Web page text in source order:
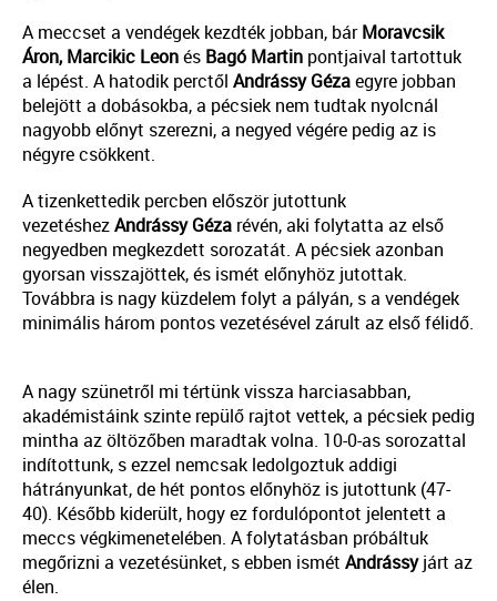
A meccset a vendégek kezdték jobban, bárMoravcsik
Áron, Marcikic Leonés Bagó Martin pontjaival tartottuk
a lépést. A hatodik perctől Andrássy Gézaegyre jobban
belejött a dobásokba, a pécsiek nem tudtak nyolcnál
nagyobb előnyt szerezni, a negyed végére pedig az is
négyre csökkent.
A tizenkettedik percben először jutottunk
vezetéshezAndrássy Géza révén, aki folytatta az első
negyedben megkezdett sorozatát. A pécsiek azonban
gyorsan visszajöttek, és ismét előnyhöz jutottak.
Továbbra is nagy küzdelem folyt a pályán, s a vendégek
minimális három pontos vezetésével zárult az első félidő.
A nagy szünetről mi tértünk vissza harciasabban,
akadémistáink szinte repülő rajtot vettek, a pécsiek pedig
mintha az öltözőben maradtak volna. 10-0-as sorozattal
indítottunk, s ezzel nemcsak ledolgoztuk addigi
hátrányunkat, de hét pontos előnyhöz is jutottunk (47-
40). Később kiderült, hogy ez fordulópontot jelentett a
meccs végkimenetelében. A folytatásban próbáltuk
megőrizni a vezetésünket, s ebben ismét Andrássyjárt az
élen.